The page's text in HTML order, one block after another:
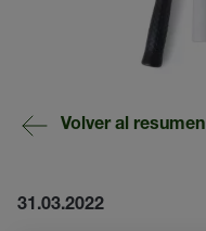
Volver al resumen
31.03.2022